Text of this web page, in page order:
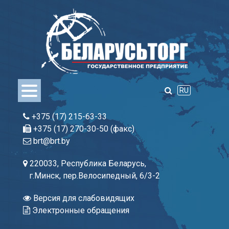
RU
+375 (17) 215-63-33
+375 (17) 270-30-50 (факс)
brt@brt.by
220033, Республика Беларусь,
г.Минск, пер.Велосипедный, 6/3-2
Версия для слабовидящих
Электронные обращения